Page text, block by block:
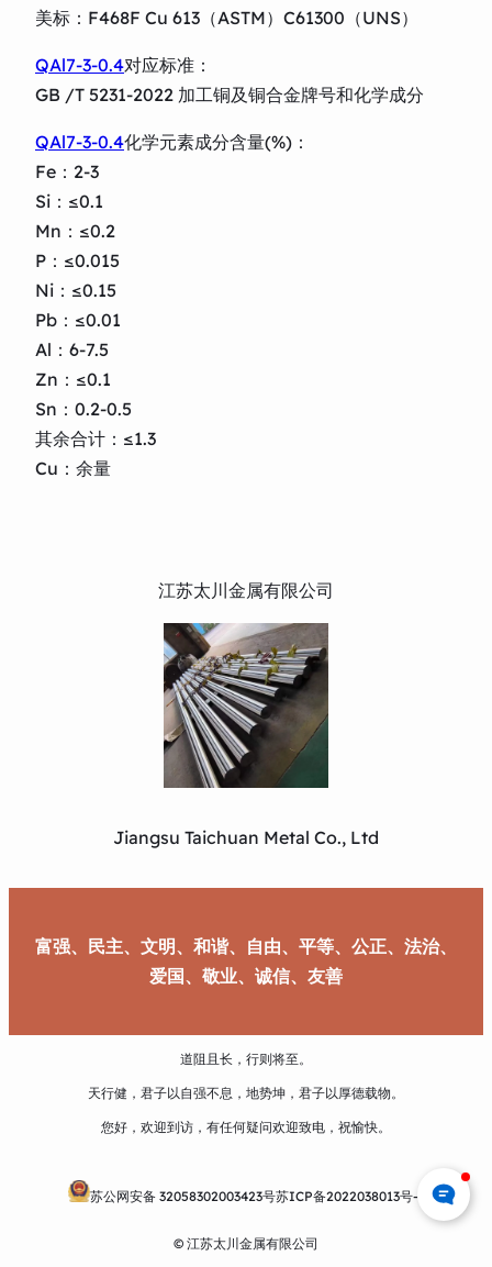
美标：F468F Cu 613（ASTM）C61300（UNS）
QAl7-3-0.4对应标准：
GB /T 5231-2022 加工铜及铜合金牌号和化学成分
QAl7-3-0.4化学元素成分含量(%)：
Fe：2-3
Si：≤0.1
Mn：≤0.2
P：≤0.015
Ni：≤0.15
Pb：≤0.01
Al：6-7.5
Zn：≤0.1
Sn：0.2-0.5
其余合计：≤1.3
Cu：余量
江苏太川金属有限公司
Jiangsu Taichuan Metal Co., Ltd
富强、民主、文明、和谐、自由、平等、公正、法治、
爱国、敬业、诚信、友善
道阻且长，行则将至。
天行健，君子以自强不息，地势坤，君子以厚德载物。
您好，欢迎到访，有任何疑问欢迎致电，祝愉快。
苏公网安备 32058302003423号苏ICP备2022038013号-1
© 江苏太川金属有限公司